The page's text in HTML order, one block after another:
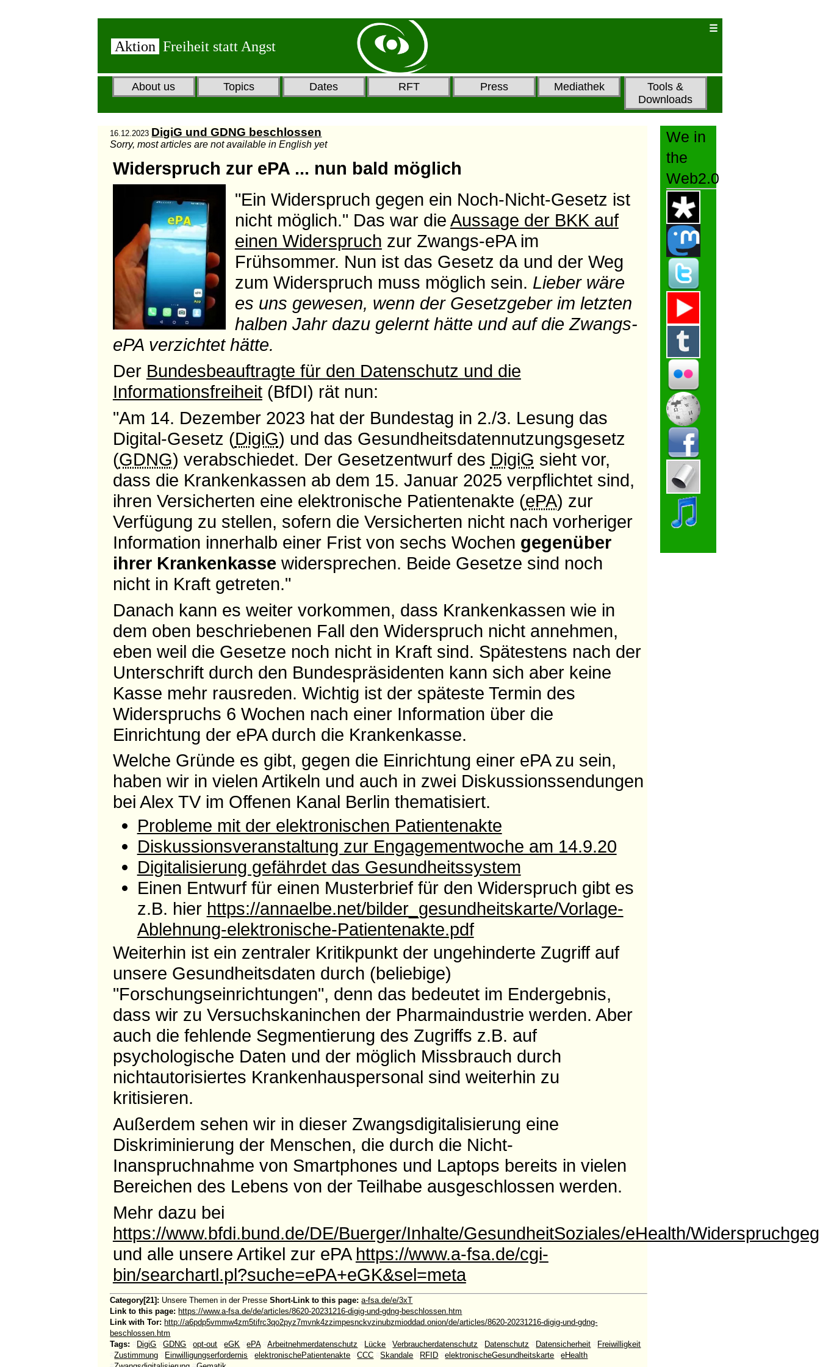
Aktion Freiheit statt Angst
About us Topics Dates RFT Press Mediathek
Tools &
Downloads
16.12.2023 DigiG und GDNG beschlossen
Sorry, most articles are not available in English yet
Widerspruch zur ePA ... nun bald möglich
"Ein Widerspruch gegen ein Noch-Nicht-Gesetz ist
nicht möglich." Das war die Aussage der BKK auf
einen Widerspruch zur Zwangs-ePA im
Frühsommer. Nun ist das Gesetz da und der Weg
zum Widerspruch muss möglich sein. Lieber wäre
es uns gewesen, wenn der Gesetzgeber im letzten
halben Jahr dazu gelernt hätte und auf die Zwangs-
ePA verzichtet hätte.
Der Bundesbeauftragte für den Datenschutz und die
Informationsfreiheit(BfDI) rät nun:
"Am 14. Dezember 2023 hat der Bundestag in 2./3. Lesung das
Digital-Gesetz (DigiG) und das Gesundheitsdatennutzungsgesetz
(GDNG) verabschiedet. Der Gesetzentwurf des DigiG sieht vor,
dass die Krankenkassen ab dem 15. Januar 2025 verpflichtet sind,
ihren Versicherten eine elektronische Patientenakte (ePA) zur
Verfügung zu stellen, sofern die Versicherten nicht nach vorheriger
Information innerhalb einer Frist von sechs Wochen gegenüber
ihrer Krankenkasse widersprechen. Beide Gesetze sind noch
nicht in Kraft getreten."
Danach kann es weiter vorkommen, dass Krankenkassen wie in
dem oben beschriebenen Fall den Widerspruch nicht annehmen,
eben weil die Gesetze noch nicht in Kraft sind. Spätestens nach der
Unterschrift durch den Bundespräsidenten kann sich aber keine
Kasse mehr rausreden. Wichtig ist der späteste Termin des
Widerspruchs 6 Wochen nach einer Information über die
Einrichtung der ePA durch die Krankenkasse.
Welche Gründe es gibt, gegen die Einrichtung einer ePA zu sein,
haben wir in vielen Artikeln und auch in zwei Diskussionssendungen
bei Alex TV im Offenen Kanal Berlin thematisiert.
Probleme mit der elektronischen Patientenakte
Diskussionsveranstaltung zur Engagementwoche am 14.9.20
Digitalisierung gefährdet das Gesundheitssystem
Einen Entwurf für einen Musterbrief für den Widerspruch gibt es
z.B. hier https://annaelbe.net/bilder_gesundheitskarte/Vorlage-
Ablehnung-elektronische-Patientenakte.pdf
Weiterhin ist ein zentraler Kritikpunkt der ungehinderte Zugriff auf
unsere Gesundheitsdaten durch (beliebige)
"Forschungseinrichtungen", denn das bedeutet im Endergebnis,
dass wir zu Versuchskaninchen der Pharmaindustrie werden. Aber
auch die fehlende Segmentierung des Zugriffs z.B. auf
psychologische Daten und der möglich Missbrauch durch
nichtautorisiertes Krankenhauspersonal sind weiterhin zu
kritisieren.
Außerdem sehen wir in dieser Zwangsdigitalisierung eine
Diskriminierung der Menschen, die durch die Nicht-
Inanspruchnahme von Smartphones und Laptops bereits in vielen
Bereichen des Lebens von der Teilhabe ausgeschlossen werden.
Mehr dazu bei
https://www.bfdi.bund.de/DE/Buerger/Inhalte/GesundheitSoziales/eHealth/
und alle unsere Artikel zur ePA https://www.a-fsa.de/cgi-
bin/searchartl.pl?suche=ePA+eGK&sel=meta
Category[21]: Unsere Themen in der PresseShort-Link to this page: a-fsa.de/e/3xT
Link to this page: https://www.a-fsa.de/de/articles/8620-20231216-digig-und-gdng-beschlossen.htm
Link with Tor: http://a6pdp5vmmw4zm5tifrc3qo2pyz7mvnk4zzimpesnckvzinubzmioddad.onion/de/articles/8620-20231216-digig-und-gdng-
beschlossen.htm
Tags:
DigiG #GDNG #opt-out #eGK #ePA #Arbeitnehmerdatenschutz Lücke #Verbraucherdatenschutz Datenschutz Datensicherheit
Freiwilligkeit
#Zustimmung Einwilligungserfordernis #elektronischePatientenakte #CCC #Skandale RFID #elektronischeGesundheitskarte #eHealth
We in
the
Web2.0